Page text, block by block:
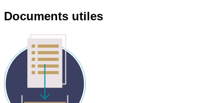
Documents utiles